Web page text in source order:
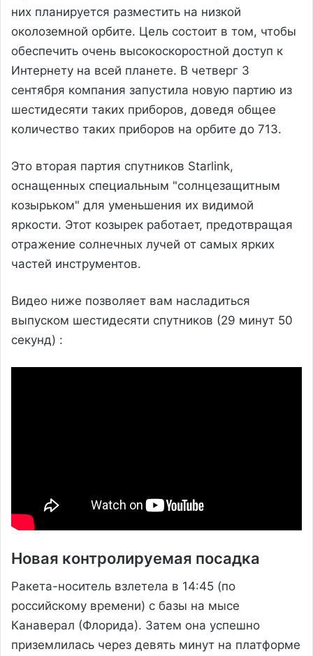
них планируется разместить на низкой
околоземной орбите. Цель состоит в том, чтобы
обеспечить очень высокоскоростной доступ к
Интернету на всей планете. В четверг 3
сентября компания запустила новую партию из
шестидесяти таких приборов, доведя общее
количество таких приборов на орбите до 713.
Это вторая партия спутников Starlink,
оснащенных специальным "солнцезащитным
козырьком" для уменьшения их видимой
яркости. Этот козырек работает, предотвращая
отражение солнечных лучей от самых ярких
частей инструментов.
Видео ниже позволяет вам насладиться
выпуском шестидесяти спутников (29 минут 50
секунд) :
Новая контролируемая посадка
Ракета-носитель взлетела в 14:45 (по
российскому времени) с базы на мысе
Канаверал (Флорида). Затем она успешно
приземлилась через девять минут на платформе